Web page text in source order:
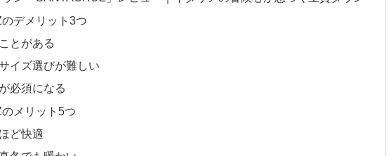
デメリット3つ
とがある
イズ選びが難しい
必須になる
メリット5つ
ど快適